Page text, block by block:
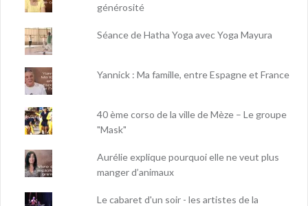
générosité
Séance de Hatha Yoga avec Yoga Mayura
Yannick : Ma famille, entre Espagne et France
40 ème corso de la ville de Mèze – Le groupe
"Mask"
Aurélie explique pourquoi elle ne veut plus
manger d’animaux
Le cabaret d'un soir - les artistes de la